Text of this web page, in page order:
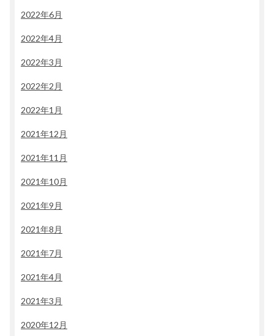
2022年6月
2022年4月
2022年3月
2022年2月
2022年1月
2021年12月
2021年11月
2021年10月
2021年9月
2021年8月
2021年7月
2021年4月
2021年3月
2020年12月